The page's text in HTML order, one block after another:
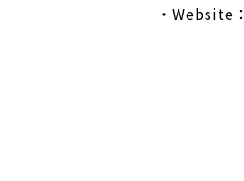
・Website：